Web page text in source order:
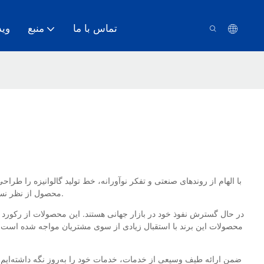
منبع تماس با ما
محصول از نظر نسبت عملکرد به قیمت، بسیار ارجح‌تر است. بدیهی است که طیف بسیار گسترده‌ای از دیدگاه‌های کاربردی بازاریابی و مزایای اقتصادی و اجتماعی خوبی دارد.
محصولات این برند با استقبال زیادی از سوی مشتریان مواجه شده